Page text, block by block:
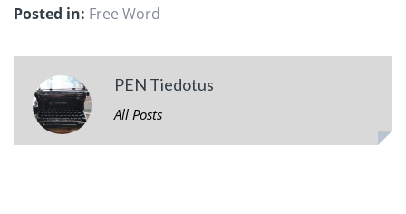
Posted in: Free Word
PEN Tiedotus
All Posts